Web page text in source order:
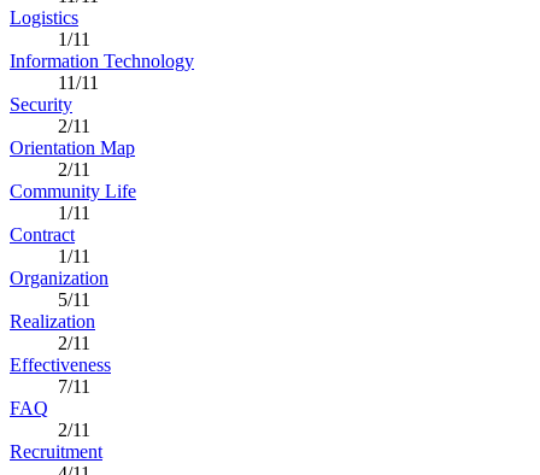
Logistics
1/11
Information Technology
11/11
Security
2/11
Orientation Map
2/11
Community Life
1/11
Contract
1/11
Organization
5/11
Realization
2/11
Effectiveness
7/11
FAQ
2/11
Recruitment